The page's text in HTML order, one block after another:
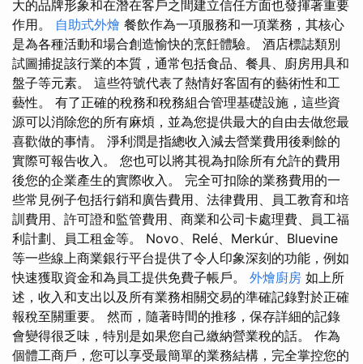
大的品牌形象和在潛在客戶之間建立信任方面也發揮著重要
作用。 自助式外燴 餐飲作為一項服務和一項業務，其核心
是為各種活動和場合創造愉快的烹飪體驗。 酒店標誌類別
試圖捕捉該行業的本質，通常包括食品、餐具、廚房用具和
盤子等元素。 這些符號代表了熱情好客固有的藝術性和工
藝性。 有了正確的稅務和稅務組合管理基礎設施，這些資
源可以消除您的所有麻煩，並為您提供最大的自由去做您最
喜歡做的事情。 淨利潤是指總收入減去營業費用後剩餘的
實際可報告收入。 您也可以將其視為扣除所有允許的費用
後您的企業產生的實際收入。 完全可扣除的業務費用的一
些常見例子包括行銷和廣告費用、法律費用、員工教育和培
訓費用、許可證和監管費用、商業和公司卡處理費、員工福
利計劃、員工租金等。 Novo、Relé、Merkúr、Bluevine
等一些線上商業銀行平台提供了令人印象深刻的功能，例如
快速獲取資金和為員工提供免費子帳戶。 外燴廚房 如上所
述，收入和支出以及所有業務相關交易的準確記錄對於正確
報稅至關重要。 然而，隨著時間的推移，保存詳細的記錄
會變得很乏味，特別是如果您自己繳納營業稅的話。 作為
個體工商戶，您可以享受最簡單的業務結構，完全掌控您的